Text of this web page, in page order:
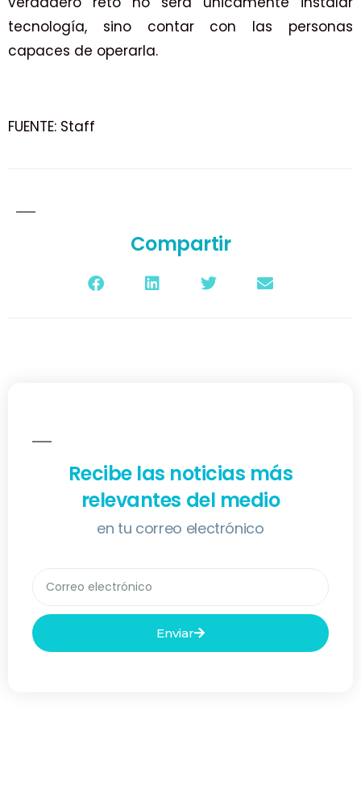
tecnología, sino contar con las personas
capaces de operarla.
FUENTE: Staff
Compartir
Recibe las noticias más
relevantes del medio
en tu correo electrónico
Enviar